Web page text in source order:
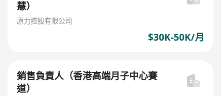
慧）
原力控股有限公司
$30K-50K/月
銷售負責人（香港高端月子中心賽
道）